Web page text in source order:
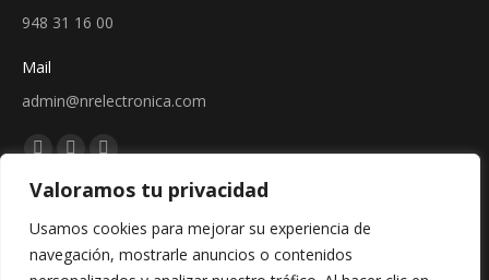
Valoramos tu privacidad
Usamos cookies para mejorar su experiencia de
navegación, mostrarle anuncios o contenidos
948 31 16 00
Mail
admin@nrelectronica.com
Encuéntranos en:
Facebook
page
new
Linkedin
page
new
Instagram
page
new